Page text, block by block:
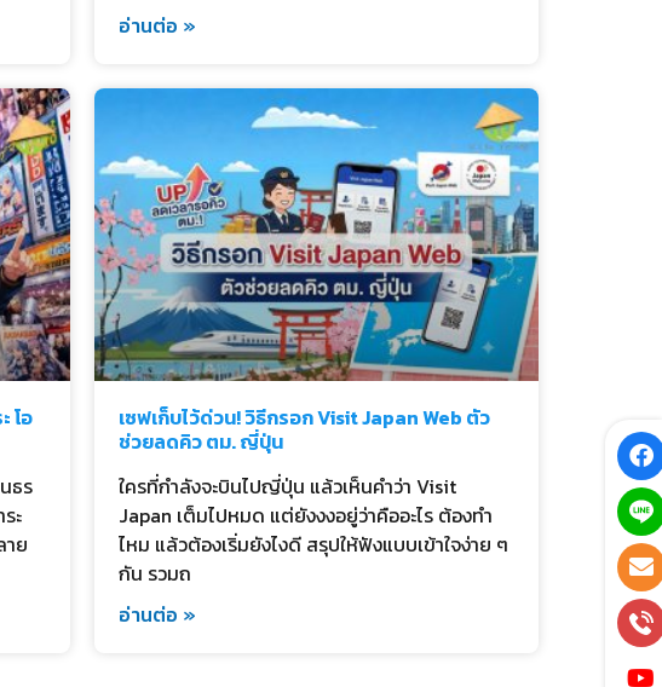
อ่านต่อ »
โอ
ธร
ะ
ย
เซฟเก็บไว้ด่วน! วิธีกรอก Visit Japan Web ตัว
ช่วยลดคิว ตม. ญี่ปุ่น
ใครที่กำลังจะบินไปญี่ปุ่น แล้วเห็นคำว่า Visit
Japan เต็มไปหมด แต่ยังงงอยู่ว่าคืออะไร ต้องทำ
ไหม แล้วต้องเริ่มยังไงดี สรุปให้ฟังแบบเข้าใจง่าย ๆ
กัน รวมถ
อ่านต่อ »